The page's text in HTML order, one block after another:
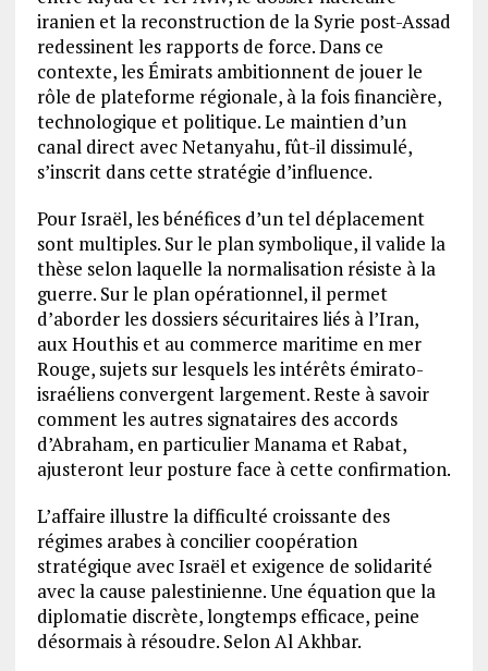
iranien et la reconstruction de la Syrie post-Assad
redessinent les rapports de force. Dans ce
contexte, les Émirats ambitionnent de jouer le
rôle de plateforme régionale, à la fois financière,
technologique et politique. Le maintien d’un
canal direct avec Netanyahu, fût-il dissimulé,
s’inscrit dans cette stratégie d’influence.
Pour Israël, les bénéfices d’un tel déplacement
sont multiples. Sur le plan symbolique, il valide la
thèse selon laquelle la normalisation résiste à la
guerre. Sur le plan opérationnel, il permet
d’aborder les dossiers sécuritaires liés à l’Iran,
aux Houthis et au commerce maritime en mer
Rouge, sujets sur lesquels les intérêts émirato-
israéliens convergent largement. Reste à savoir
comment les autres signataires des accords
d’Abraham, en particulier Manama et Rabat,
ajusteront leur posture face à cette confirmation.
L’affaire illustre la difficulté croissante des
régimes arabes à concilier coopération
stratégique avec Israël et exigence de solidarité
avec la cause palestinienne. Une équation que la
diplomatie discrète, longtemps efficace, peine
désormais à résoudre. Selon Al Akhbar.